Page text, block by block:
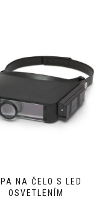
NA ČELO S LED
OSVETLENÍM